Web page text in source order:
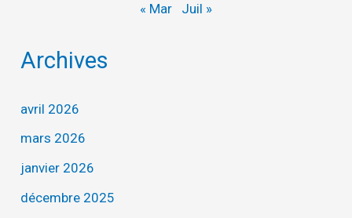
« Mar Juil »
Archives
avril 2026
mars 2026
janvier 2026
décembre 2025